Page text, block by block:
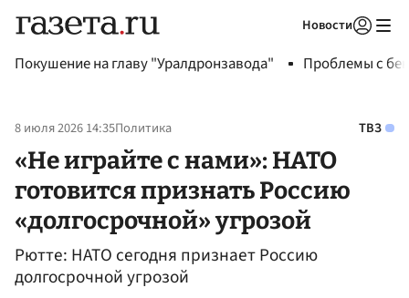
Новости
Покушение на главу "Уралдронзавода" Проблемы с
8 июля 2026 14:35Политика ТВЗ
«Не играйте с нами»: НАТО
готовится признать Россию
«долгосрочной» угрозой
Рютте: НАТО сегодня признает Россию
долгосрочной угрозой